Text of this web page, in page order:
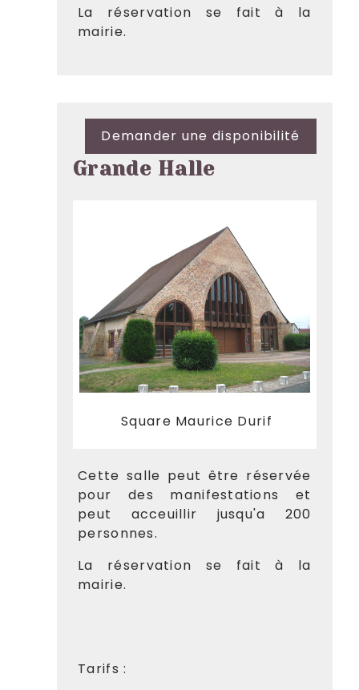
La réservation se fait à la
mairie.
Demander une disponibilité
Grande Halle
Square Maurice Durif
Cette salle peut être réservée
pour des manifestations et
peut acceuillir jusqu'a 200
personnes.
La réservation se fait à la
mairie.
Tarifs :